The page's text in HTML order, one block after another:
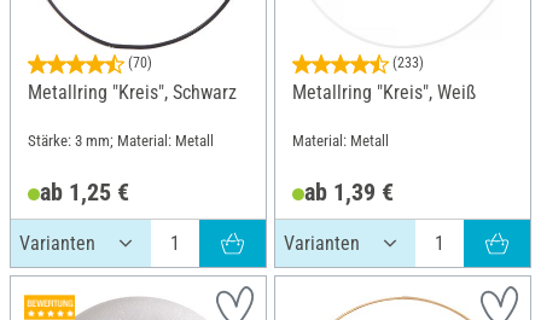
(70)
Metallring "Kreis", Schwarz
Stärke: 3 mm; Material: Metall
ab 1,25 €
(233)
Metallring "Kreis", Weiß
Material: Metall
ab 1,39 €